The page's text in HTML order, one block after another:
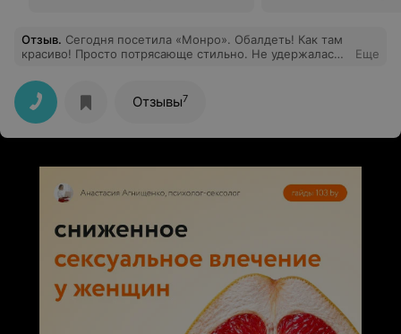
Отзыв. Сегодня посетила «Монро». Обалдеть! Как там
красиво! Просто потрясающе стильно. Не удержалась,
забомбили классную. Я, конечно, дама красивая, но с
такой прической просто неотразимая стала. Не устаю
любоваться в зеркале. Оказывается, для счастья
женщине так немного надо. Полчаса времени — и ты
Монро!
Еще
Отзывы7